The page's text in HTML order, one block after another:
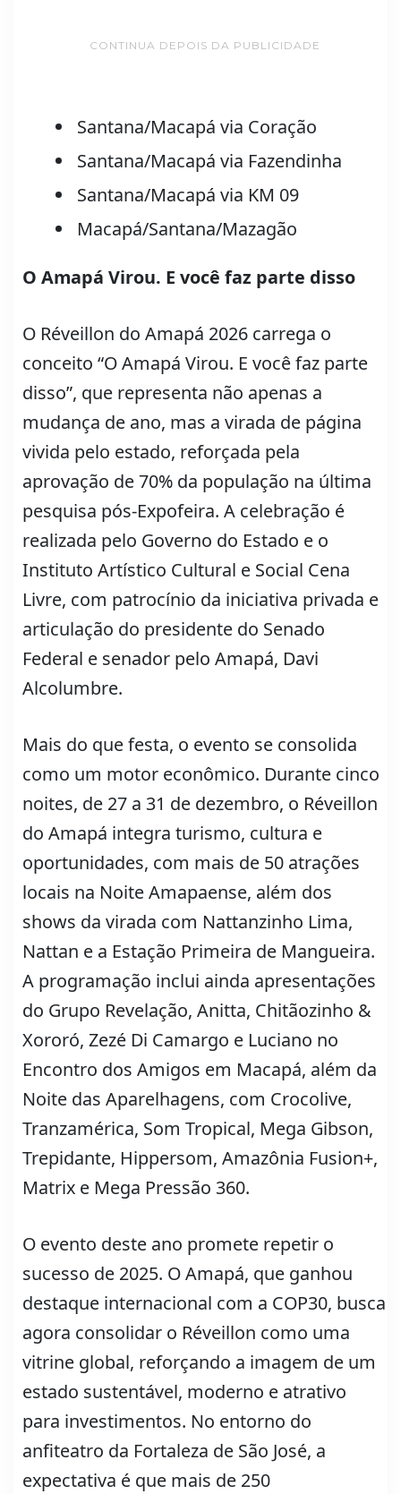
CONTINUA DEPOIS DA PUBLICIDADE
Santana/Macapá via Coração
Santana/Macapá via Fazendinha
Santana/Macapá via KM 09
Macapá/Santana/Mazagão
O Amapá Virou. E você faz parte disso
O Réveillon do Amapá 2026 carrega o
conceito “O Amapá Virou. E você faz parte
disso”, que representa não apenas a
mudança de ano, mas a virada de página
vivida pelo estado, reforçada pela
aprovação de 70% da população na última
pesquisa pós-Expofeira. A celebração é
realizada pelo Governo do Estado e o
Instituto Artístico Cultural e Social Cena
Livre, com patrocínio da iniciativa privada e
articulação do presidente do Senado
Federal e senador pelo Amapá, Davi
Alcolumbre.
Mais do que festa, o evento se consolida
como um motor econômico. Durante cinco
noites, de 27 a 31 de dezembro, o Réveillon
do Amapá integra turismo, cultura e
oportunidades, com mais de 50 atrações
locais na Noite Amapaense, além dos
shows da virada com Nattanzinho Lima,
Nattan e a Estação Primeira de Mangueira.
A programação inclui ainda apresentações
do Grupo Revelação, Anitta, Chitãozinho &
Xororó, Zezé Di Camargo e Luciano no
Encontro dos Amigos em Macapá, além da
Noite das Aparelhagens, com Crocolive,
Tranzamérica, Som Tropical, Mega Gibson,
Trepidante, Hippersom, Amazônia Fusion+,
Matrix e Mega Pressão 360.
O evento deste ano promete repetir o
sucesso de 2025. O Amapá, que ganhou
destaque internacional com a COP30, busca
agora consolidar o Réveillon como uma
vitrine global, reforçando a imagem de um
estado sustentável, moderno e atrativo
para investimentos. No entorno do
anfiteatro da Fortaleza de São José, a
expectativa é que mais de 250